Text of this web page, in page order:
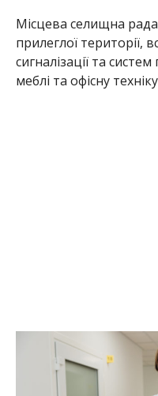
меблі та офісну техніку.